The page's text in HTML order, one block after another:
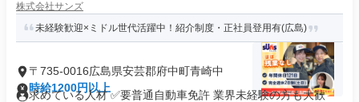
株式会社サンズ
未経験歓迎×ミドル世代活躍中！紹介制度・正社員登用有(広島)
〒735-0016広島県安芸郡府中町青崎中
時給1200円以上
求めている人材 ✅要普通自動車免許 業界未経験の方も大歓